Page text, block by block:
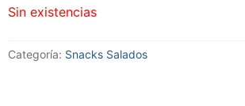
Sin existencias
Categoría: Snacks Salados